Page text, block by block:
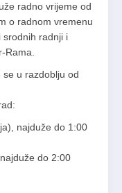
radno vrijeme od
o radnom vremenu
srodnih radnji i
Rama.
u razdoblju od
najduže do 1:00
do 2:00